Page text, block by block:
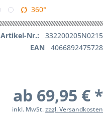
360°
Artikel-Nr.:
332200205N0215
EAN
4066892475728
ab 69,95 € *
inkl. MwSt.zzgl. Versandkosten